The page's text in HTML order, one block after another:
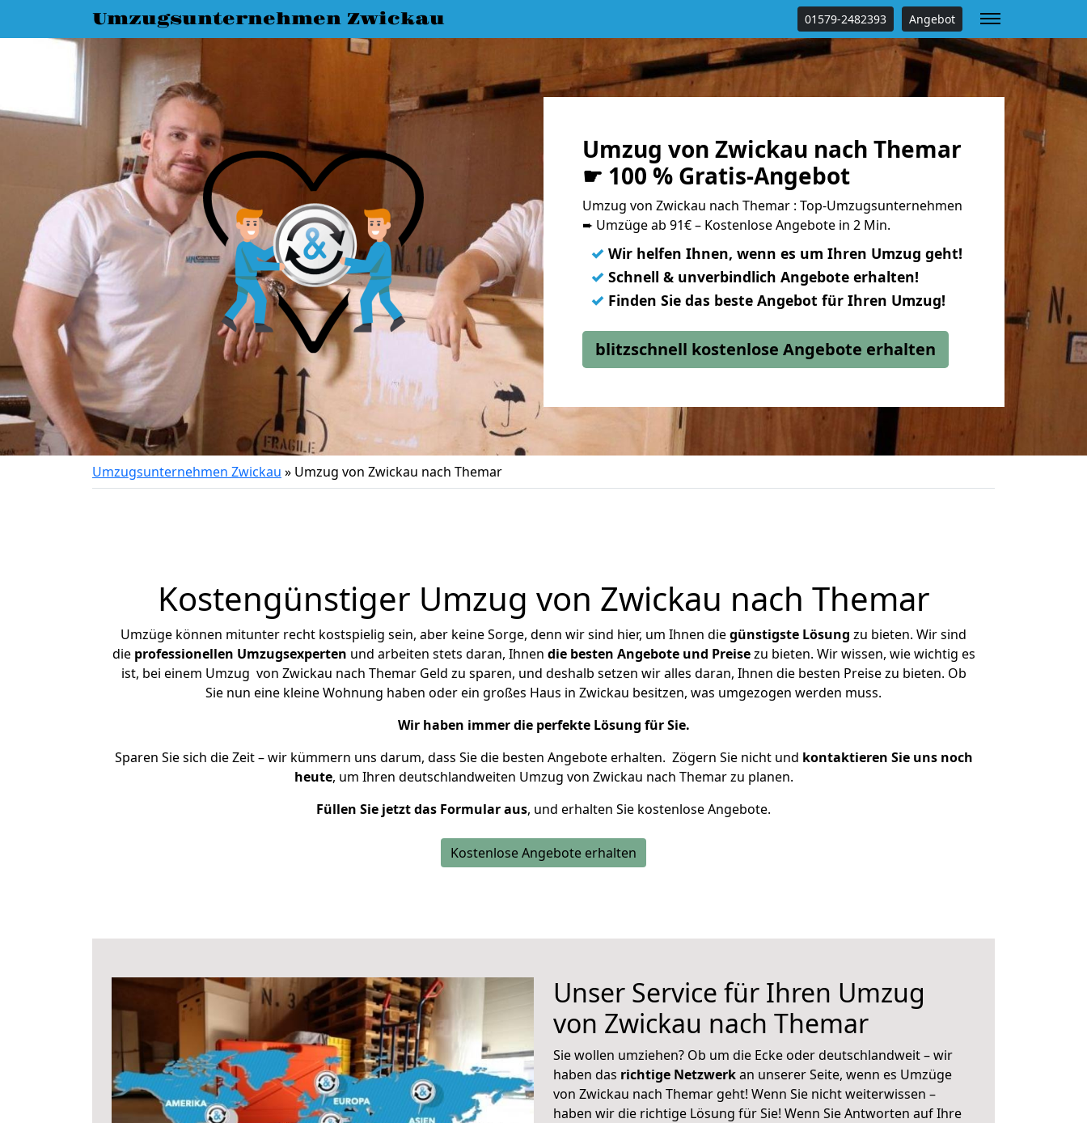
Umzugsunternehmen Zwickau 01579-2482393 Angebot
Umzug von Zwickau nach Themar
☛ 100 % Gratis-Angebot
Umzug von Zwickau nach Themar : Top-Umzugsunternehmen
➨ Umzüge ab 91€ – Kostenlose Angebote in 2 Min.
✓ Wir helfen Ihnen, wenn es um Ihren Umzug geht!
✓ Schnell & unverbindlich Angebote erhalten!
✓ Finden Sie das beste Angebot für Ihren Umzug!
blitzschnell kostenlose Angebote erhalten
Umzugsunternehmen Zwickau » Umzug von Zwickau nach Themar
Kostengünstiger Umzug von Zwickau nach Themar
Umzüge können mitunter recht kostspielig sein, aber keine Sorge, denn wir sind hier, um Ihnen diegünstigste Lösung zu bieten. Wir sind
die professionellen Umzugsexperten und arbeiten stets daran, Ihnen die besten Angebote und Preisezu bieten. Wir wissen, wie wichtig es
ist, bei einem Umzug von Zwickau nach Themar Geld zu sparen, und deshalb setzen wir alles daran, Ihnen die besten Preise zu bieten. Ob
Sie nun eine kleine Wohnung haben oder ein großes Haus in Zwickau besitzen, was umgezogen werden muss.
Wir haben immer die perfekte Lösung für Sie.
Sparen Sie sich die Zeit – wir kümmern uns darum, dass Sie die besten Angebote erhalten. Zögern Sie nicht und kontaktieren Sie uns noch
heute, um Ihren deutschlandweiten Umzug von Zwickau nach Themar zu planen.
Füllen Sie jetzt das Formular aus, und erhalten Sie kostenlose Angebote.
Kostenlose Angebote erhalten
Unser Service für Ihren Umzug
von Zwickau nach Themar
Sie wollen umziehen? Ob um die Ecke oder deutschlandweit – wir
haben das richtige Netzwerkan unserer Seite, wenn es Umzüge
von Zwickau nach Themar geht! Wenn Sie nicht weiterwissen –
haben wir die richtige Lösung für Sie! Wenn Sie Antworten auf Ihre